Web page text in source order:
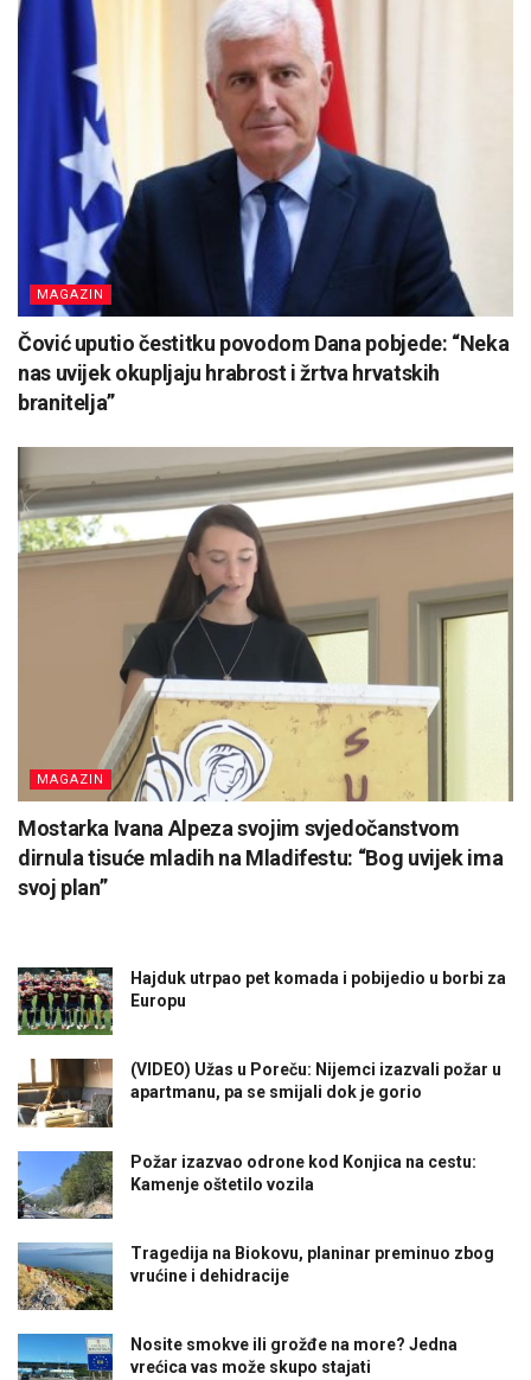
MAGAZIN
Čović uputio čestitku povodom Dana pobjede: “Neka
nas uvijek okupljaju hrabrost i žrtva hrvatskih
branitelja”
MAGAZIN
Mostarka Ivana Alpeza svojim svjedočanstvom
dirnula tisuće mladih na Mladifestu: “Bog uvijek ima
svoj plan”
Hajduk utrpao pet komada i pobijedio u borbi za
Europu
(VIDEO) Užas u Poreču: Nijemci izazvali požar u
apartmanu, pa se smijali dok je gorio
Požar izazvao odrone kod Konjica na cestu:
Kamenje oštetilo vozila
Tragedija na Biokovu, planinar preminuo zbog
vrućine i dehidracije
Nosite smokve ili grožđe na more? Jedna
vrećica vas može skupo stajati